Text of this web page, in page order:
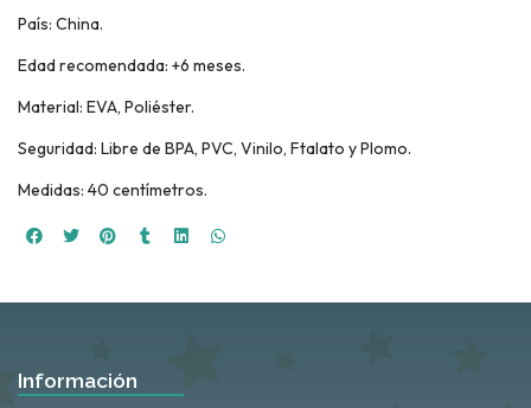
País: China.
Edad recomendada: +6 meses.
Material: EVA, Poliéster.
Seguridad: Libre de BPA, PVC, Vinilo, Ftalato y Plomo.
Medidas: 40 centímetros.
Información